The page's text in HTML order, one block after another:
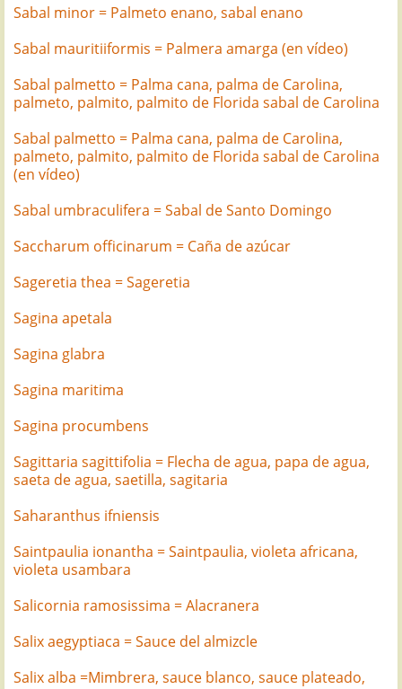
Sabal minor = Palmeto enano, sabal enano
Sabal mauritiiformis = Palmera amarga (en vídeo)
Sabal palmetto = Palma cana, palma de Carolina,
palmeto, palmito, palmito de Florida sabal de Carolina
Sabal palmetto = Palma cana, palma de Carolina,
palmeto, palmito, palmito de Florida sabal de Carolina
(en vídeo)
Sabal umbraculifera = Sabal de Santo Domingo
Saccharum officinarum = Caña de azúcar
Sageretia thea = Sageretia
Sagina apetala
Sagina glabra
Sagina maritima
Sagina procumbens
Sagittaria sagittifolia = Flecha de agua, papa de agua,
saeta de agua, saetilla, sagitaria
Saharanthus ifniensis
Saintpaulia ionantha = Saintpaulia, violeta africana,
violeta usambara
Salicornia ramosissima = Alacranera
Salix aegyptiaca = Sauce del almizcle
Salix alba =Mimbrera, sauce blanco, sauce plateado,